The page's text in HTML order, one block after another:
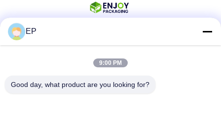
EP
9:00 PM
Good day, what product are you looking for?